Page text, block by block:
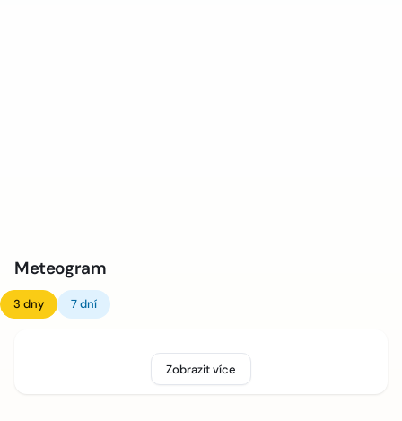
Meteogram
3 dny 7 dní
Zobrazit více